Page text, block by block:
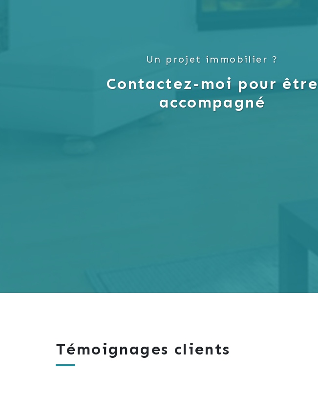
Un projet immobilier ?
Contactez-moi pour être
accompagné
Témoignages clients